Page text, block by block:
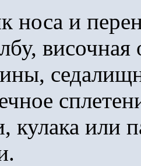
носа и
височная
кулака или